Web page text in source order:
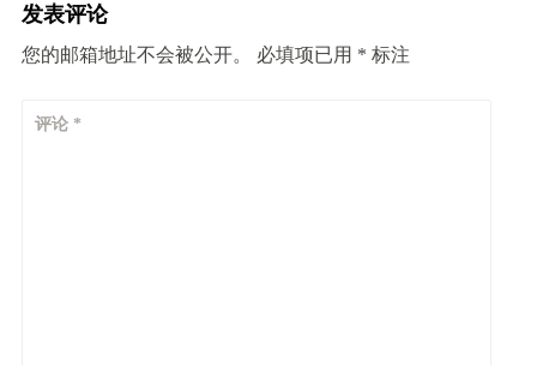
发表评论
您的邮箱地址不会被公开。 必填项已用 * 标注
评论 *